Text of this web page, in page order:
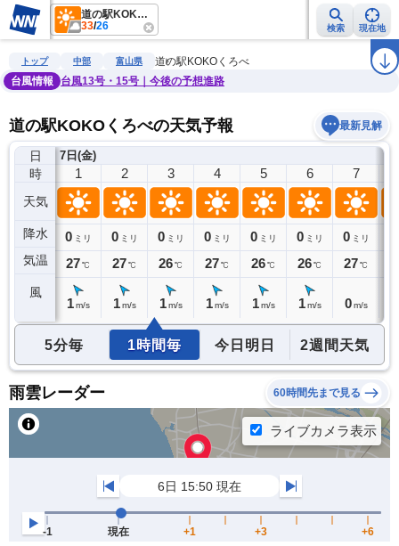
道の駅KOKOくろべ
33/26 検索 現在地
雨雲レーダー 台風情報 地震情報 警報・注意報 ラ
トップ 中部 富山県
道の駅KOKOくろべ
台風情報
台風13号・15号｜今後の予想進路
道の駅KOKOくろべの天気予報 最新見解
日
時
天気
降水
気温
風
7日(金)
0
0ミリ
27℃
1
0 ミリ
27℃
1 m/s
2
0 ミリ
27℃
1 m/s
3
0 ミリ
26℃
1 m/s
4
0 ミリ
27℃
1 m/s
5
0 ミリ
26℃
1 m/s
6
0 ミリ
26℃
1 m/s
7
0 ミリ
27℃
0 m/s
5分毎 1時間毎 今日明日 2週間天気
雨雲レーダー 60時間先まで見る